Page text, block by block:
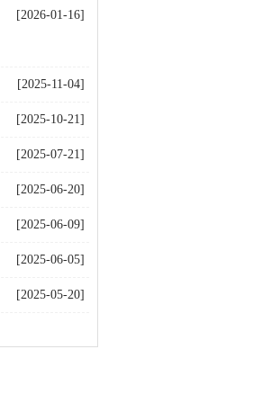
[2026-01-16]
[2025-11-04]
[2025-10-21]
[2025-07-21]
[2025-06-20]
[2025-06-09]
[2025-06-05]
[2025-05-20]